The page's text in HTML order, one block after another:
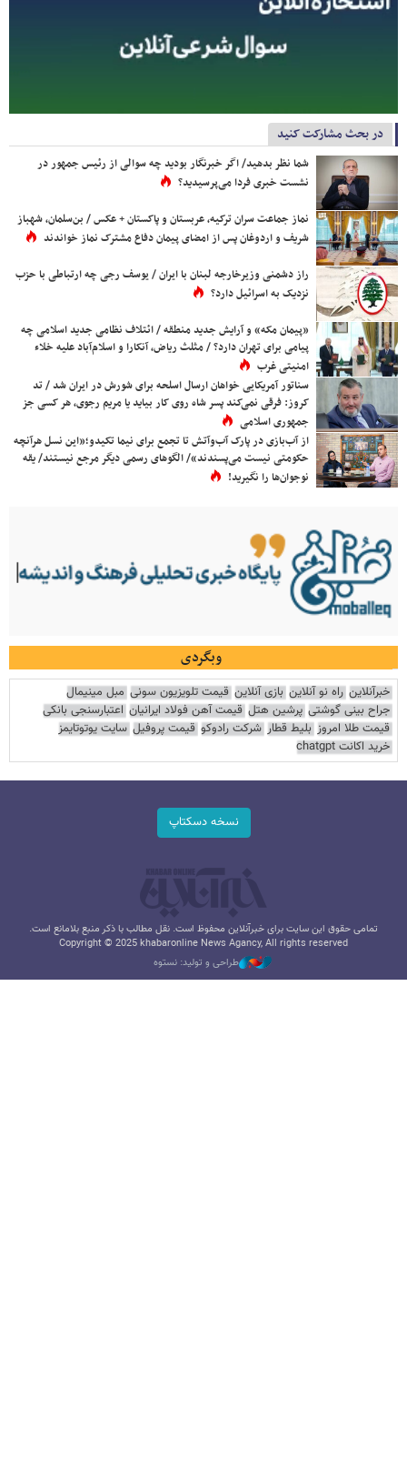
در بحث مشارکت کنید
شما نظر بدهید/ اگر خبرنگار بودید چه سوالی از رئیس جمهور در
نشست خبری فردا می‌پرسیدید؟
نماز جماعت سران ترکیه، عربستان و پاکستان + عکس / بن‌سلمان، شهباز
شریف و اردوغان پس از امضای پیمان دفاع مشترک نماز خواندند
راز دشمنی وزیرخارجه لبنان با ایران / یوسف رجی چه ارتباطی با حزب
نزدیک به اسرائیل دارد؟
«پیمان مکه» و آرایش جدید منطقه / ائتلاف نظامی جدید اسلامی چه
پیامی برای تهران دارد؟ / مثلث ریاض، آنکارا و اسلام‌آباد علیه خلاء
امنیتی غرب
سناتور آمریکایی خواهان ارسال اسلحه برای شورش در ایران شد / تد
کروز: فرقی نمی‌کند پسر شاه روی کار بیاید یا مریم رجوی، هر کسی جز
جمهوری اسلامی
از آب‌بازی در پارک آب‌وآتش تا تجمع برای نیما تکیدو؛«این نسل هرآنچه
حکومتی نیست می‌پسندند»/ الگوهای رسمی دیگر مرجع نیستند/ یقه
نوجوان‌ها را نگیرید!
وبگردی
خبرآنلاین راه نو آنلاین بازی آنلاین قیمت تلویزیون سونی مبل مینیمال
جراح بینی گوشتی پرشین هتل قیمت آهن فولاد ایرانیان اعتبارسنجی بانکی
قیمت طلا امروز بلیط قطار شرکت رادوکو قیمت پروفیل سایت یوتوتایمز
خرید اکانت chatgpt
نسخه دسکتاپ
تمامی حقوق این سایت برای خبرآنلاین محفوظ است. نقل مطالب با ذکر منبع بلامانع است.
Copyright © 2025 khabaronline News Agancy, All rights reserved
طراحی و تولید: نستوه